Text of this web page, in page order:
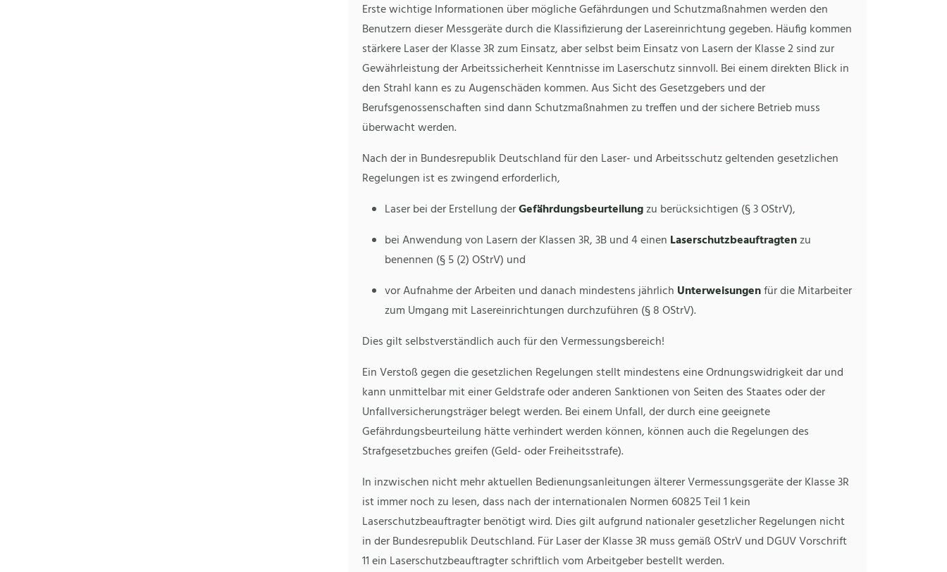
Erste wichtige Informationen über mögliche Gefährdungen und Schutzmaßnahmen werden den
Benutzern dieser Messgeräte durch die Klassifizierung der Lasereinrichtung gegeben. Häufig kommen
stärkere Laser der Klasse 3R zum Einsatz, aber selbst beim Einsatz von Lasern der Klasse 2 sind zur
Gewährleistung der Arbeitssicherheit Kenntnisse im Laserschutz sinnvoll. Bei einem direkten Blick in
den Strahl kann es zu Augenschäden kommen. Aus Sicht des Gesetzgebers und der
Berufsgenossenschaften sind dann Schutzmaßnahmen zu treffen und der sichere Betrieb muss
überwacht werden.
Nach der in Bundesrepublik Deutschland für den Laser- und Arbeitsschutz geltenden gesetzlichen
Regelungen ist es zwingend erforderlich,
Laser bei der Erstellung derGefährdungsbeurteilungzu berücksichtigen (§ 3 OStrV),
bei Anwendung von Lasern der Klassen 3R, 3B und 4 einen Laserschutzbeauftragtenzu
benennen (§ 5 (2) OStrV) und
vor Aufnahme der Arbeiten und danach mindestens jährlich Unterweisungenfür die Mitarbeiter
zum Umgang mit Lasereinrichtungen durchzuführen (§ 8 OStrV).
Dies gilt selbstverständlich auch für den Vermessungsbereich!
Ein Verstoß gegen die gesetzlichen Regelungen stellt mindestens eine Ordnungswidrigkeit dar und
kann unmittelbar mit einer Geldstrafe oder anderen Sanktionen von Seiten des Staates oder der
Unfallversicherungsträger belegt werden. Bei einem Unfall, der durch eine geeignete
Gefährdungsbeurteilung hätte verhindert werden können, können auch die Regelungen des
Strafgesetzbuches greifen (Geld- oder Freiheitsstrafe).
In inzwischen nicht mehr aktuellen Bedienungsanleitungen älterer Vermessungsgeräte der Klasse 3R
ist immer noch zu lesen, dass nach der internationalen Normen 60825 Teil 1 kein
Laserschutzbeauftragter benötigt wird. Dies gilt aufgrund nationaler gesetzlicher Regelungen nicht
in der Bundesrepublik Deutschland. Für Laser der Klasse 3R muss gemäß OStrV und DGUV Vorschrift
11 ein Laserschutzbeauftragter schriftlich vom Arbeitgeber bestellt werden.